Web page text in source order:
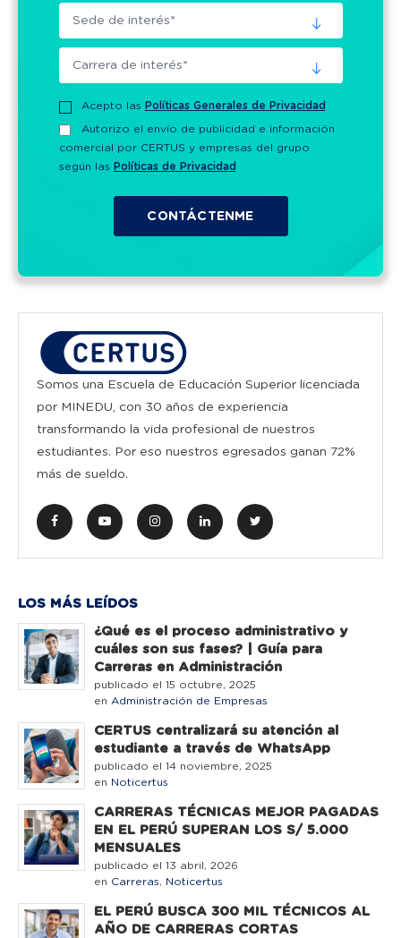
Acepto las Políticas Generales de Privacidad
Autorizo el envío de publicidad e información
comercial por CERTUS y empresas del grupo
según las Políticas de Privacidad
Somos una Escuela de Educación Superior licenciada
por MINEDU, con 30 años de experiencia
transformando la vida profesional de nuestros
estudiantes. Por eso nuestros egresados ganan 72%
más de sueldo.
LOS MÁS LEÍDOS
¿Qué es el proceso administrativo y
cuáles son sus fases? | Guía para
Carreras en Administración
publicado el 15 octubre, 2025
en Administración de Empresas
CERTUS centralizará su atención al
estudiante a través de WhatsApp
publicado el 14 noviembre, 2025
en Noticertus
CARRERAS TÉCNICAS MEJOR PAGADAS
EN EL PERÚ SUPERAN LOS S/ 5.000
MENSUALES
publicado el 13 abril, 2026
en Carreras, Noticertus
EL PERÚ BUSCA 300 MIL TÉCNICOS AL
AÑO DE CARRERAS CORTAS